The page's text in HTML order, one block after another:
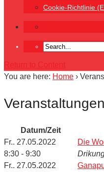
Cookie-Richtlinie
Return to Content
You are here: Home ›
Datum/Zeit
Fr.. 27.05.2022
8:30 - 9:30
Die
Fr.. 27.05.2022